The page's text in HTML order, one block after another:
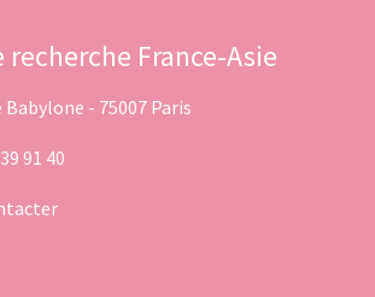
France-Asie
Babylone - 75007 Paris
91 40